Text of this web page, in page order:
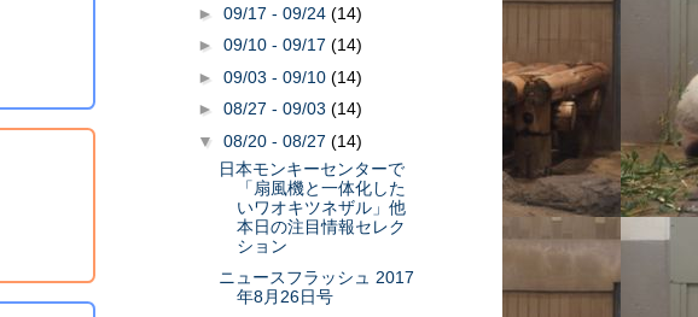
► 09/17 - 09/24 (14)
► 09/10 - 09/17 (14)
► 09/03 - 09/10 (14)
► 08/27 - 09/03 (14)
▼ 08/20 - 08/27 (14)
日本モンキーセンターで
「扇風機と一体化した
いワオキツネザル」他
本日の注目情報セレク
ション
ニュースフラッシュ 2017
年8月26日号